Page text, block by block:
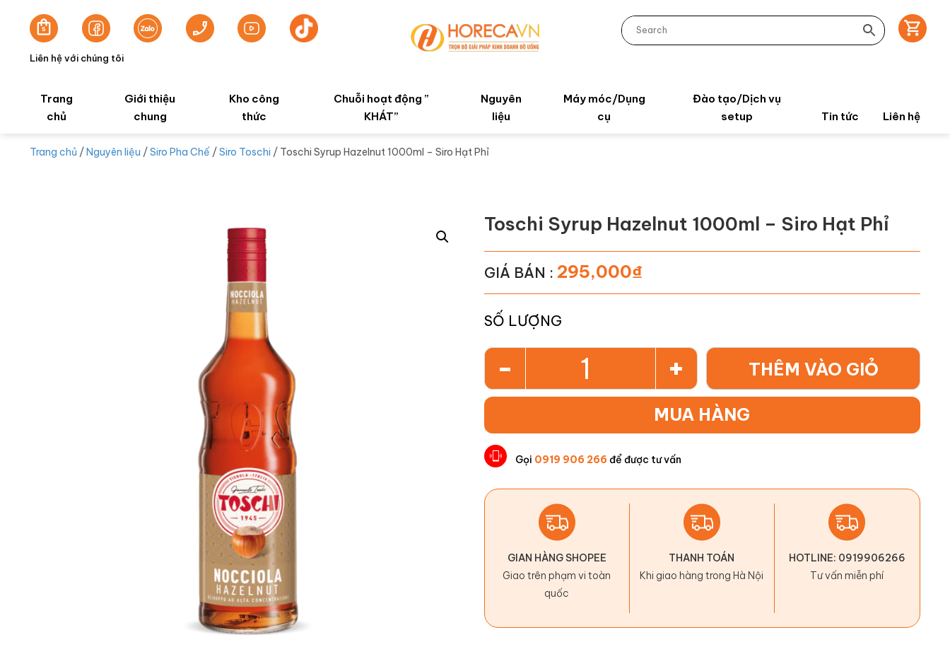
Liên hệ với chúng tôi
Trang
chủ
Giới thiệu
chung
Kho công
thức
Chuỗi hoạt động ”
KHÁT”
Nguyên
liệu
Máy móc/Dụng
cụ
Đào tạo/Dịch vụ
setup
Tin tức Liên hệ
Trang chủ /Nguyên liệu /Siro Pha Chế /Siro Toschi / Toschi Syrup Hazelnut 1000ml – Siro Hạt Phỉ
Toschi Syrup Hazelnut 1000ml – Siro Hạt Phỉ
GIÁ BÁN : 295,000₫
SỐ LƯỢNG
+
- THÊM VÀO GIỎ
MUA HÀNG
Gọi 0919 906 266 để được tư vấn
GIAN HÀNG SHOPEE
Giao trên phạm vi toàn
quốc
THANH TOÁN
Khi giao hàng trong Hà Nội
HOTLINE: 0919906266
Tư vấn miễn phí